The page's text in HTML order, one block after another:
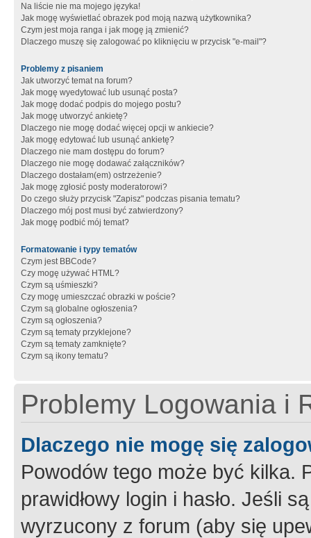
Na liście nie ma mojego języka!
Jak mogę wyświetlać obrazek pod moją nazwą użytkownika?
Czym jest moja ranga i jak mogę ją zmienić?
Dlaczego muszę się zalogować po kliknięciu w przycisk "e-mail"?
Problemy z pisaniem
Jak utworzyć temat na forum?
Jak mogę wyedytować lub usunąć posta?
Jak mogę dodać podpis do mojego postu?
Jak mogę utworzyć ankietę?
Dlaczego nie mogę dodać więcej opcji w ankiecie?
Jak mogę edytować lub usunąć ankietę?
Dlaczego nie mam dostępu do forum?
Dlaczego nie mogę dodawać załączników?
Dlaczego dostałam(em) ostrzeżenie?
Jak mogę zgłosić posty moderatorowi?
Do czego służy przycisk "Zapisz" podczas pisania tematu?
Dlaczego mój post musi być zatwierdzony?
Jak mogę podbić mój temat?
Formatowanie i typy tematów
Czym jest BBCode?
Czy mogę używać HTML?
Czym są uśmieszki?
Czy mogę umieszczać obrazki w poście?
Czym są globalne ogłoszenia?
Czym są ogłoszenia?
Czym są tematy przyklejone?
Czym są tematy zamknięte?
Czym są ikony tematu?
Problemy Logowania i
Dlaczego nie mogę się
Powodów tego może być kilka.
prawidłowy login i hasło. Jeśli
wyrzucony z forum (aby się